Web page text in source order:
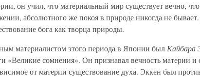
он учил, что материальный мир существует вечно,
абсолютного же покоя в природе никогда не
бога как творца природы.
материалистом этого периода в Японии был Кайбара
«Великие сомнения». Он признавал вечность материи и
от материи существование духа. Эккен был